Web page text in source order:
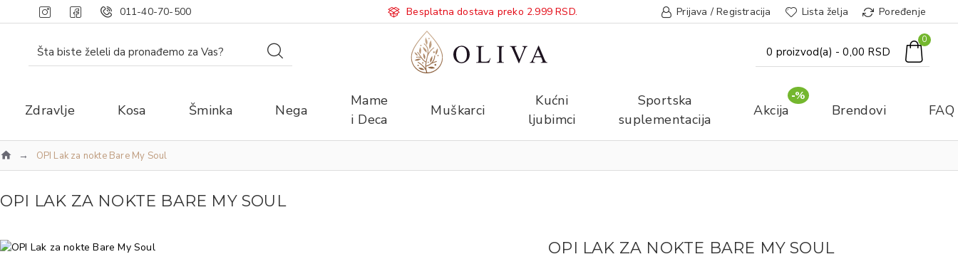
011-40-70-500 Besplatna dostava preko 2.999 RSD. Prijava / Registracija Lista želja Poređenje
0 proizvod(a) - 0,00 RSD
0
Zdravlje Kosa Šminka Nega
Mame
i Deca
Muškarci
Kućni
ljubimci
Sportska
suplementacija
Akcija
-%
Brendovi FAQ
OPI Lak za nokte Bare My Soul
OPI LAK ZA NOKTE BARE MY SOUL
OPI LAK ZA NOKTE BARE MY SOUL